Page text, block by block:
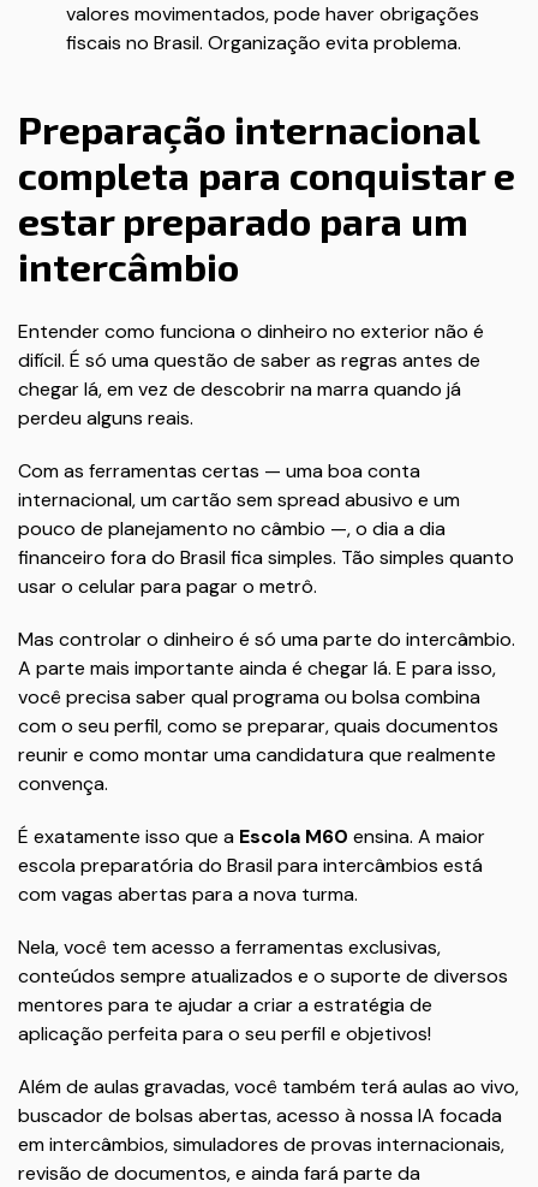
valores movimentados, pode haver obrigações
fiscais no Brasil. Organização evita problema.
Preparação internacional
completa para conquistar e
estar preparado para um
intercâmbio
Entender como funciona o dinheiro no exterior não é
difícil. É só uma questão de saber as regras antes de
chegar lá, em vez de descobrir na marra quando já
perdeu alguns reais.
Com as ferramentas certas — uma boa conta
internacional, um cartão sem spread abusivo e um
pouco de planejamento no câmbio —, o dia a dia
financeiro fora do Brasil fica simples. Tão simples quanto
usar o celular para pagar o metrô.
Mas controlar o dinheiro é só uma parte do intercâmbio.
A parte mais importante ainda é chegar lá. E para isso,
você precisa saber qual programa ou bolsa combina
com o seu perfil, como se preparar, quais documentos
reunir e como montar uma candidatura que realmente
convença.
É exatamente isso que a Escola M60 ensina. A maior
escola preparatória do Brasil para intercâmbios está
com vagas abertas para a nova turma.
Nela, você tem acesso a ferramentas exclusivas,
conteúdos sempre atualizados e o suporte de diversos
mentores para te ajudar a criar a estratégia de
aplicação perfeita para o seu perfil e objetivos!
Além de aulas gravadas, você também terá aulas ao vivo,
buscador de bolsas abertas, acesso à nossa IA focada
em intercâmbios, simuladores de provas internacionais,
revisão de documentos, e ainda fará parte da